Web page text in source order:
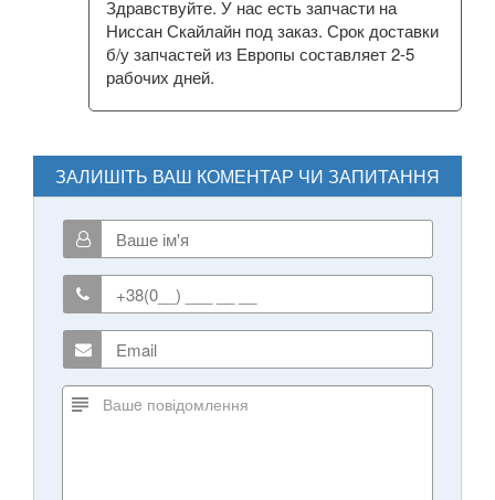
Здравствуйте. У нас есть запчасти на
Ниссан Скайлайн под заказ. Срок доставки
б/у запчастей из Европы составляет 2-5
рабочих дней.
ЗАЛИШІТЬ ВАШ КОМЕНТАР ЧИ ЗАПИТАННЯ